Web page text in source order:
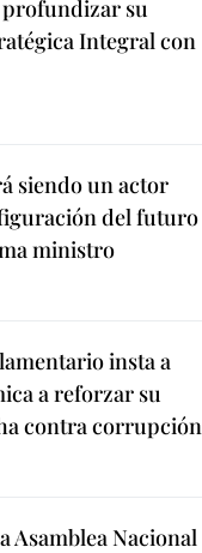
su
Integral con
siendo un actor
del futuro
ministro
insta a
a reforzar su
contra corrupción
Asamblea Nacional